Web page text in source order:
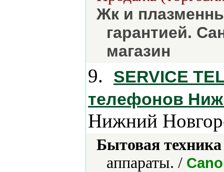
Жк и
гарантией.
магазин
9.
SERVICE
телефонов
Нижний
Бытовая
аппараты. /